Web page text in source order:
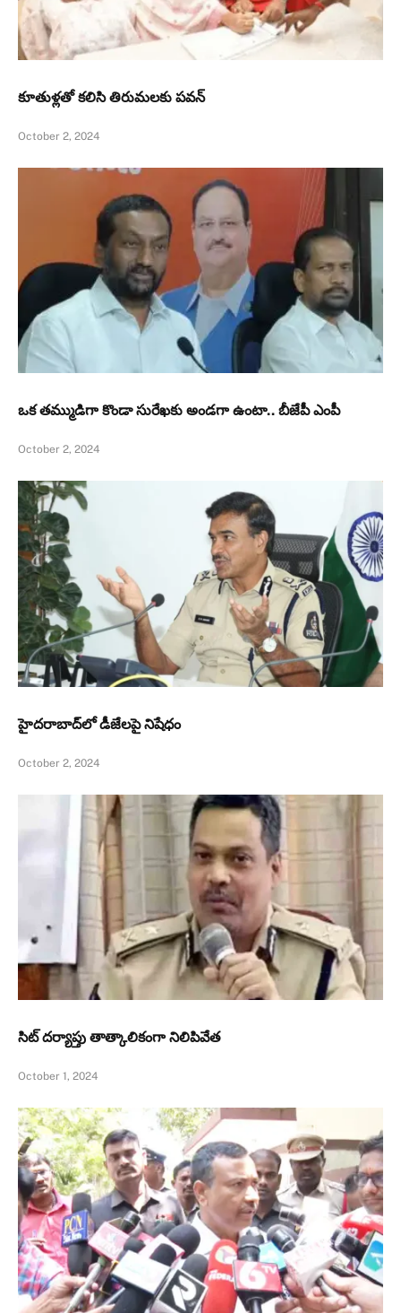
కూతుళ్ల‌తో క‌లిసి తిరుమ‌లకు పవన్‌
October 2, 2024
ఒక తమ్ముడిగా కొండా సురేఖకు అండగా ఉంటా.. బీజేపీ ఎంపీ
October 2, 2024
హైదరాబాద్‌లో డీజేలపై నిషేధం
October 2, 2024
సిట్‌ దర్యాప్తు తాత్కాలికంగా నిలిపివేత
October 1, 2024